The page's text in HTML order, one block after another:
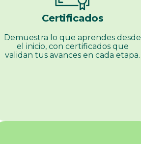
Certificados
Demuestra lo que aprendes desde
el inicio, con certificados que
validan tus avances en cada etapa.